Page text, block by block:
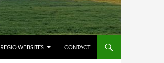
REGIO WEBSITES CONTACT